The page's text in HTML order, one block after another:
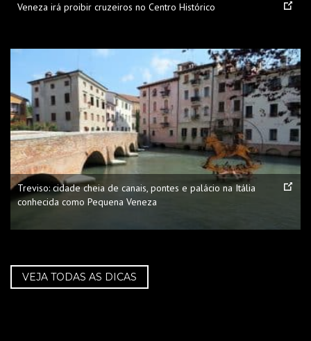
Veneza irá proibir cruzeiros no Centro Histórico
Treviso: cidade cheia de canais, pontes e palácio na Itália
conhecida como Pequena Veneza
VEJA TODAS AS DICAS